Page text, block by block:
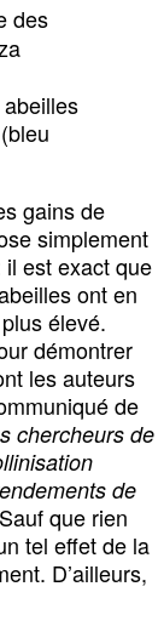
des
abeilles
gains de
simplement
est exact que
ont en
élevé.
démontrer
les auteurs
de
chercheurs de
de
que rien
tel effet de la
D’ailleurs,